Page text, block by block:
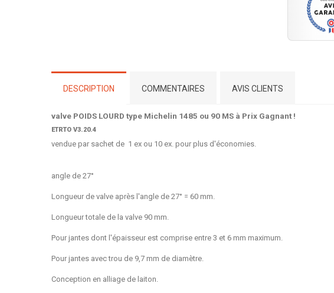
DESCRIPTION COMMENTAIRES AVIS CLIENTS
valve POIDS LOURD type Michelin 1485 ou 90 MS à Prix Gagnant !
ETRTO V3.20.4
vendue par sachet de 1 ex ou 10 ex. pour plus d'économies.
angle de 27°
Longueur de valve après l'angle de 27° = 60 mm.
Longueur totale de la valve 90 mm.
Pour jantes dont l'épaisseur est comprise entre 3 et 6 mm maximum.
Pour jantes avec trou de 9,7 mm de diamètre.
Conception en alliage de laiton.